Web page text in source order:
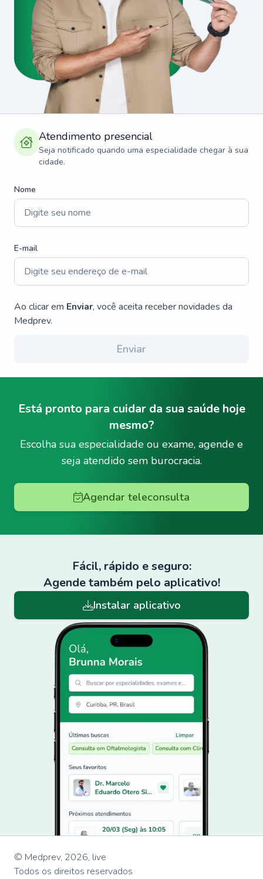
Atendimento presencial
Seja notificado quando uma especialidade chegar à sua
cidade.
Nome
E-mail
Ao clicar em Enviar, você aceita receber novidades da
Medprev.
Enviar
Está pronto para cuidar da sua saúde hoje
mesmo?
Escolha sua especialidade ou exame, agende e
seja atendido sem burocracia.
Agendar teleconsulta
Fácil, rápido e seguro:
Agende também pelo aplicativo!
Instalar aplicativo
© Medprev, 2026, live
Todos os direitos reservados